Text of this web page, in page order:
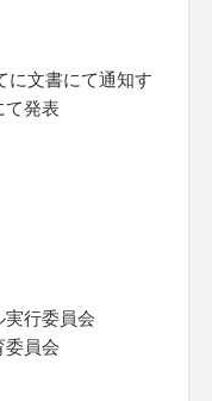
に文書にて通知す
て発表
行委員会
委員会